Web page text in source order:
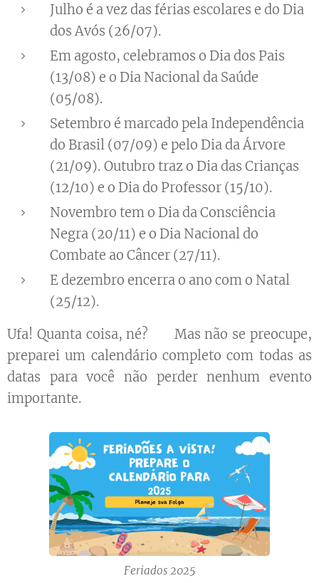
Julho é a vez das férias escolares e do Dia
dos Avós (26/07).
Em agosto, celebramos o Dia dos Pais
(13/08) e o Dia Nacional da Saúde
(05/08).
Setembro é marcado pela Independência
do Brasil (07/09) e pelo Dia da Árvore
(21/09). Outubro traz o Dia das Crianças
(12/10) e o Dia do Professor (15/10).
Novembro tem o Dia da Consciência
Negra (20/11) e o Dia Nacional do
Combate ao Câncer (27/11).
E dezembro encerra o ano com o Natal
(25/12). 🎅
Ufa! Quanta coisa, né? 😅 Mas não se preocupe,
preparei um calendário completo com todas as
datas para você não perder nenhum evento
importante. 😉
Feriados 2025